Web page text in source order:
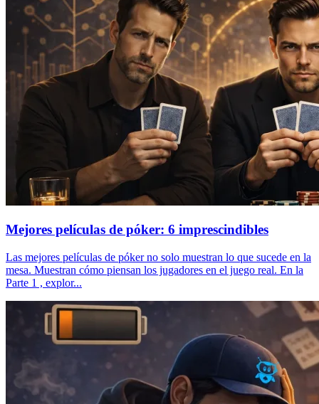
Mejores películas de póker: 6 imprescindibles
Las mejores películas de póker no solo muestran lo que sucede en la
mesa. Muestran cómo piensan los jugadores en el juego real. En la
Parte 1 , explor...